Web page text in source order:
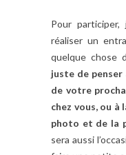
Pour
réaliser un
quelque chose
juste de penser
de votre
chez vous, ou à
photo et de la
sera aussi